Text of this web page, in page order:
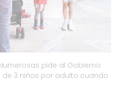
pide al Gobierno
3 niños por adulto cuando